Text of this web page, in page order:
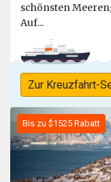
schönsten
Auf...
Zur Kreuzfahrt-
Bis zu $1525 Rabatt